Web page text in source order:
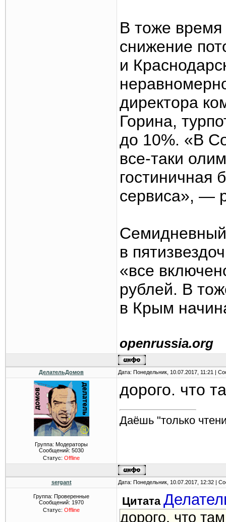
В тоже время
снижение
и
директора
Горина,
до 10%. «В
все-таки
гостиничная
сервиса», —
в
«все
рублей. В
в Крым
openrussia.org
ДелательДомов Дата: Понедельник, 10.07.2017, 11:21 |
Группа: Модераторы
Сообщений: 5030
Статус: Offline
дорого. что
Даёшь "только
sergant Дата: Понедельник, 10.07.2017, 12:32 |
Группа: Проверенные
Сообщений: 1970
Статус: Offline
Цитата
дорого. что